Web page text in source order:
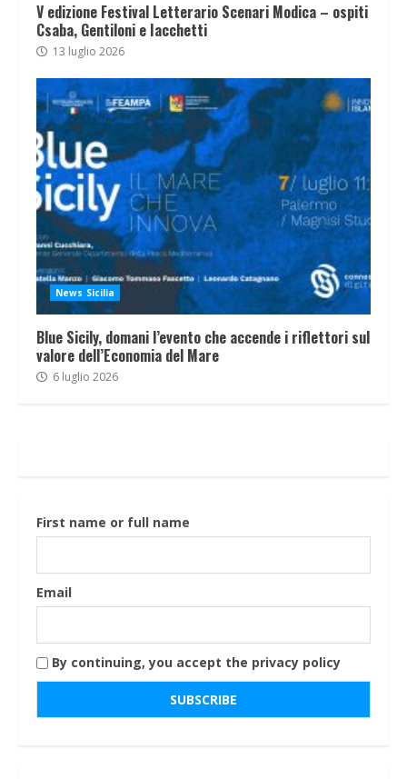
V edizione Festival Letterario Scenari Modica – ospiti
Csaba, Gentiloni e Iacchetti
13 luglio 2026
News Sicilia
Blue Sicily, domani l’evento che accende i riflettori sul
valore dell’Economia del Mare
6 luglio 2026
First name or full name
Email
By continuing, you accept the privacy policy